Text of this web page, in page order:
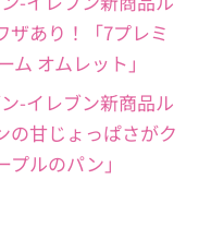
ザあり！「7プレミ
オムレット」
-イレブン新商品ル
甘じょっぱさがク
ルのパン」